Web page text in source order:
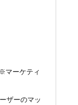
マーケティ
ザーのマッ